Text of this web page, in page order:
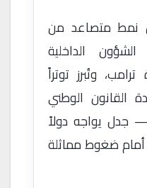
نمط متصاعد من
الداخلية
وتُبرز توتراً
القانون الوطني
— جدل يواجه دولاً
ضغوط مماثلة